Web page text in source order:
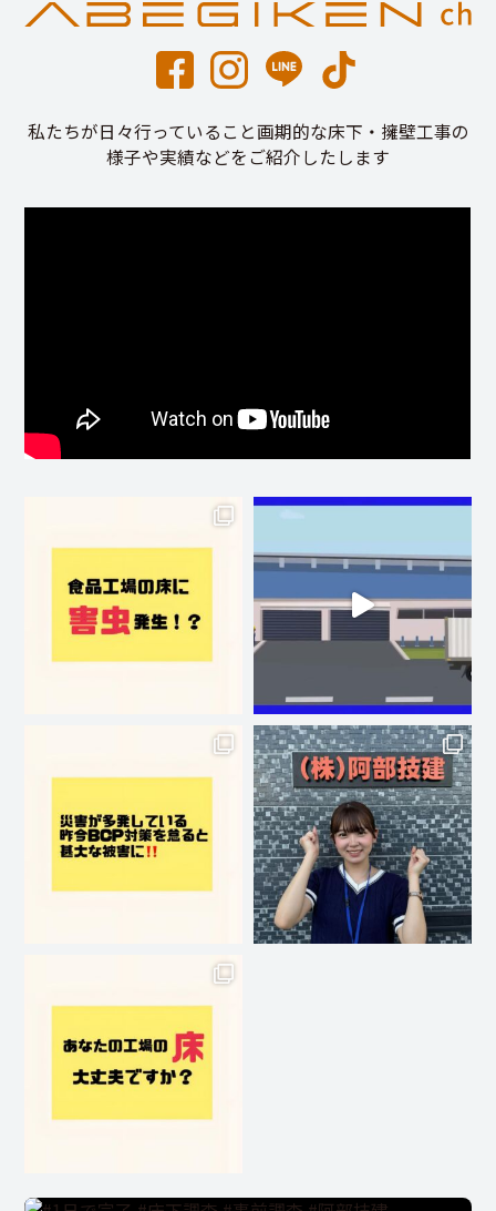
私たちが日々行っていること画期的な床下・擁壁工事の
様子や実績などをご紹介したします